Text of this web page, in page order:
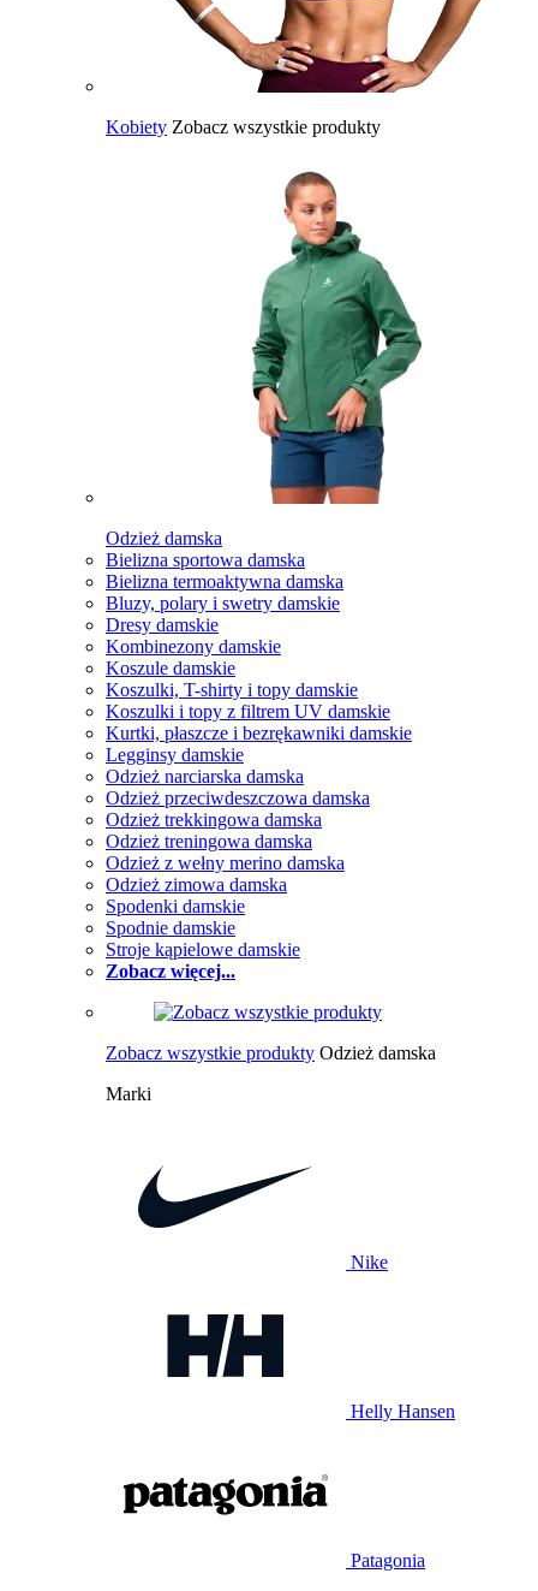
Kobiety Zobacz wszystkie produkty
Odzież damska
Bielizna sportowa damska
Bielizna termoaktywna damska
Bluzy, polary i swetry damskie
Dresy damskie
Kombinezony damskie
Koszule damskie
Koszulki, T-shirty i topy damskie
Koszulki i topy z filtrem UV damskie
Kurtki, płaszcze i bezrękawniki damskie
Legginsy damskie
Odzież narciarska damska
Odzież przeciwdeszczowa damska
Odzież trekkingowa damska
Odzież treningowa damska
Odzież z wełny merino damska
Odzież zimowa damska
Spodenki damskie
Spodnie damskie
Stroje kąpielowe damskie
Zobacz więcej...
Zobacz wszystkie produkty Odzież damska
Marki
Nike
Helly Hansen
Patagonia